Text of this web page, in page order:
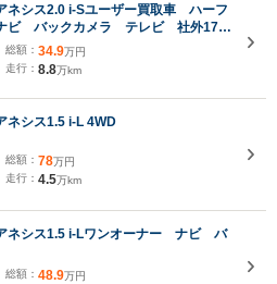
ネシス2.0 i-Sユーザー買取車 ハーフ
ビ バックカメラ テレビ 社外17イ
ール キーレス オートエアコン パ
グ
総額： 34.9万円
走行： 8.8万km
ネシス1.5 i-L 4WD
総額： 78万円
走行： 4.5万km
ネシス1.5 i-Lワンオーナー ナビ バ
総額： 48.9万円